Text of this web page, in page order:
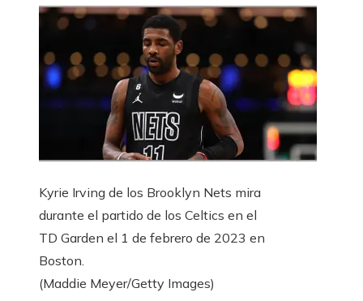
Kyrie Irving de los Brooklyn Nets mira
durante el partido de los Celtics en el
TD Garden el 1 de febrero de 2023 en
Boston.
(Maddie Meyer/Getty Images)